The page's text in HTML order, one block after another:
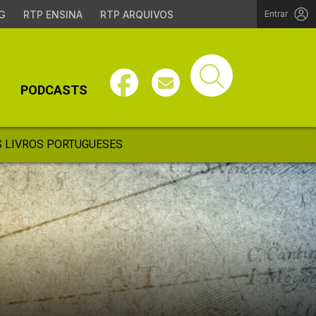
RTP ENSINA RTP ARQUIVOS Entrar
PODCASTS
LIVROS PORTUGUESES